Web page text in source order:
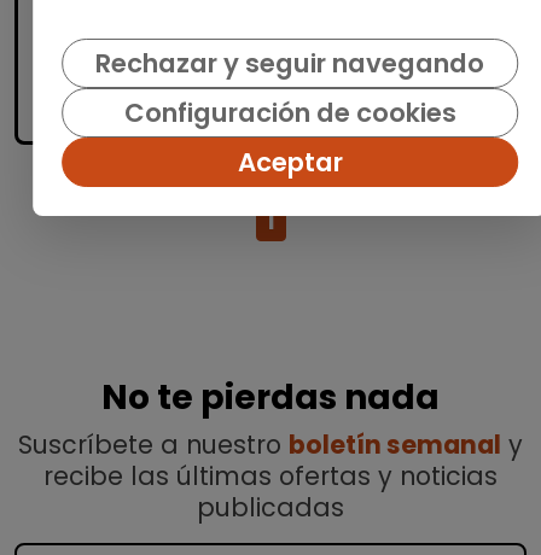
Me interesa
accessibility_newPersonas con discapacidad
1
No te pierdas nada
Suscríbete a nuestro boletín semanal y
recibe las últimas ofertas y noticias
publicadas
Rechazar y seguir navegando
Configuración de cookies
Aceptar